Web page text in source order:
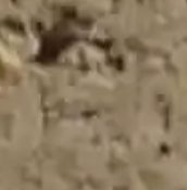
asterisco *